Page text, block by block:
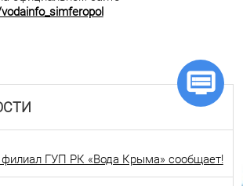
ГУП РК «Вода Крыма» сообщает!